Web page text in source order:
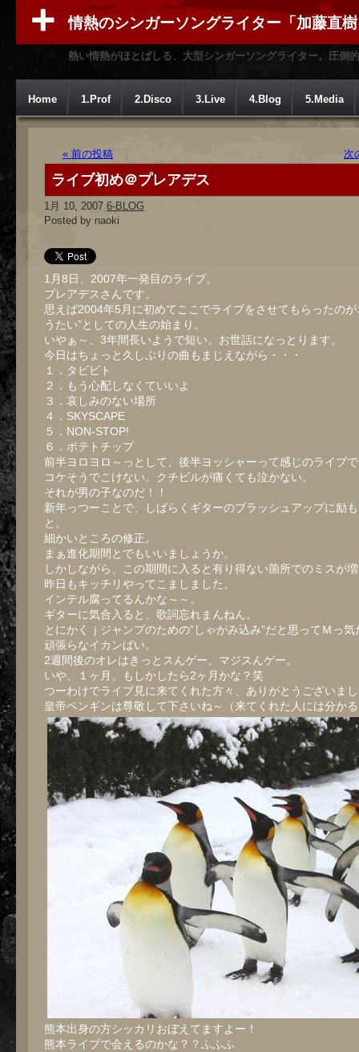
情熱のシンガーソングライター「加藤直
熱い情熱がほとばしる、大型シンガーソングライター。圧倒
Home 1.Prof 2.Disco 3.Live 4.Blog 5.Media
« 前の投稿 次
ライブ初め＠プレアデス
1月 10, 2007 6-BLOG
Posted by naoki
1月8日、2007年一発目のライブ。
プレアデスさんです。
思えば2004年5月に初めてここでライブをさせてもらったのが
うたい”としての人生の始まり。
いやぁ～、3年間長いようで短い。お世話になっとります。
今日はちょっと久しぶりの曲もまじえながら・・・
１．タビビト
２．もう心配しなくていいよ
３．哀しみのない場所
４．SKYSCAPE
５．NON-STOP!
６．ポテトチップ
前半ヨロヨロ～っとして、後半ヨッシャーって感じのライブ
コケそうでこけない。クチビルが痛くても泣かない。
それが男の子なのだ！！
新年っつーことで、しばらくギターのブラッシュアップに励
と。
細かいところの修正。
まぁ進化期間とでもいいましょうか。
しかしながら、この期間に入ると有り得ない箇所でのミスが
昨日もキッチリやってこましました。
インテル腐ってるんかな～～。
ギターに気合入ると、歌詞忘れまんねん。
とにかくｊジャンプのための”しゃがみ込み”だと思ってＭっ
頑張らなイカンばい。
2週間後のオレはきっとスんゲー。マジスんゲー。
いや、１ヶ月。もしかしたら2ヶ月かな？笑
つーわけでライブ見に来てくれた方々、ありがとうございま
皇帝ペンギンは尊敬して下さいね～（来てくれた人には分か
熊本出身の方シッカリおぼえてますよー！
熊本ライブで会えるのかな？？ふふふ